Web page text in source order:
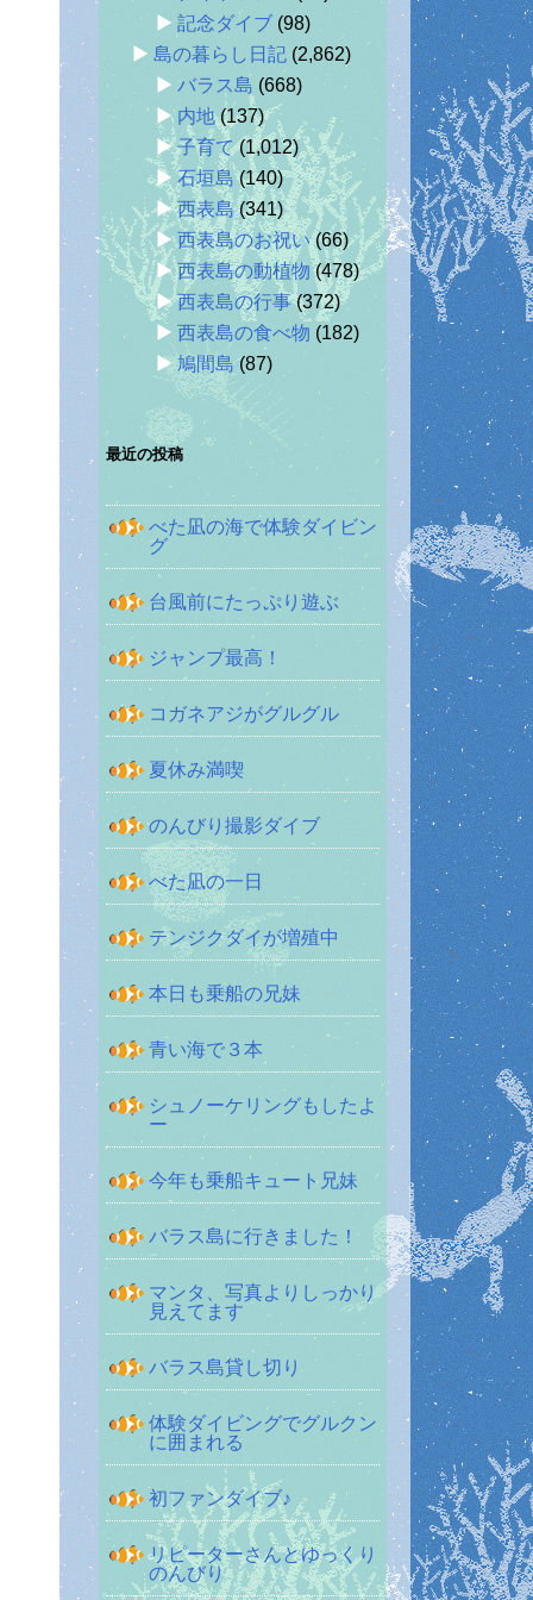
記念ダイブ (98)
島の暮らし日記 (2,862)
バラス島 (668)
内地(137)
子育て(1,012)
石垣島(140)
西表島(341)
西表島のお祝い(66)
西表島の動植物(478)
西表島の行事(372)
西表島の食べ物 (182)
鳩間島 (87)
最近の投稿
べた凪の海で体験ダイビン
グ
台風前にたっぷり遊ぶ
ジャンプ最高！
コガネアジがグルグル
夏休み満喫
のんびり撮影ダイブ
べた凪の一日
テンジクダイが増殖中
本日も乗船の兄妹
青い海で３本
シュノーケリングもしたよ
ー
今年も乗船キュート兄妹
バラス島に行きました！
マンタ、写真よりしっかり
見えてます
バラス島貸し切り
体験ダイビングでグルクン
に囲まれる
初ファンダイブ♪
リピーターさんとゆっくり
のんびり